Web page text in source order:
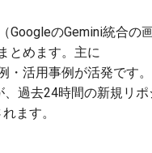
（GoogleのGemini統合の
とめます。主に
活用事例が活発です。
過去24時間の新規リポ
ます。